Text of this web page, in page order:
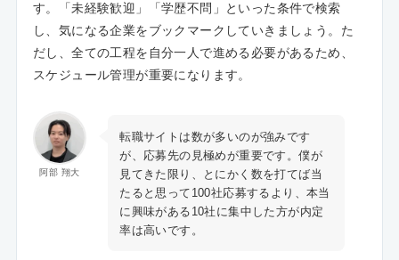
す。「未経験歓迎」「学歴不問」といった条件で検索
し、気になる企業をブックマークしていきましょう。た
だし、全ての工程を自分一人で進める必要があるため、
スケジュール管理が重要になります。
阿部 翔大
転職サイトは数が多いのが強みです
が、応募先の見極めが重要です。僕が
見てきた限り、とにかく数を打てば当
たると思って100社応募するより、本当
に興味がある10社に集中した方が内定
率は高いです。